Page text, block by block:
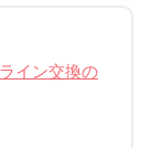
イン交換の